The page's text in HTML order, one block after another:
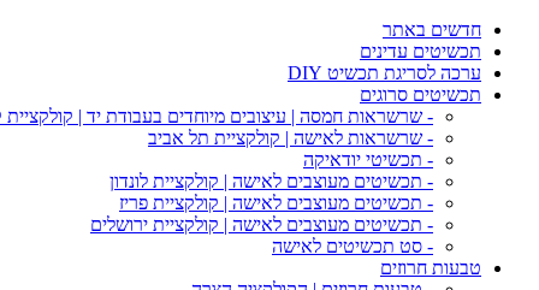
חדשים באתר
תכשיטים עדינים
ערכה לסריגת תכשיט DIY
תכשיטים סרוגים
- שרשראות חמסה | עיצובים מיוחדים בעבודת יד | קולקציית
- שרשראות לאישה | קולקציית תל אביב
- תכשיטי יודאיקה
- תכשיטים מעוצבים לאישה | קולקציית לונדון
- תכשיטים מעוצבים לאישה | קולקציית פריז
- תכשיטים מעוצבים לאישה | קולקציית ירושלים
- סט תכשיטים לאישה
טבעות חרוזים